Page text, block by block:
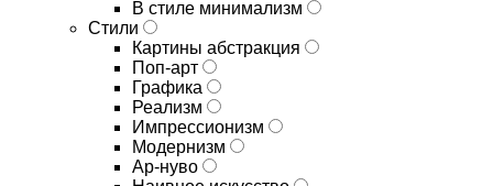
В стиле минимализм
Стили
Картины абстракция
Поп-арт
Графика
Реализм
Импрессионизм
Модернизм
Ар-нуво